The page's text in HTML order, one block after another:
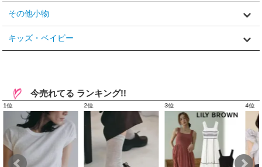
その他小物
キッズ・ベイビー
今売れてる ランキング!!